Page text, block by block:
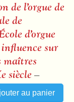
de l’orgue de
de
d’orgue
sur
maîtres
siècle –